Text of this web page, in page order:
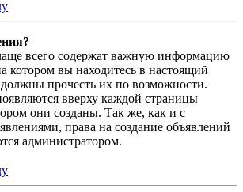
всего содержат важную информацию
котором вы находитесь в настоящий
прочесть их по возможности.
вверху каждой страницы
они созданы. Так же, как и с
права на создание объявлений
администратором.